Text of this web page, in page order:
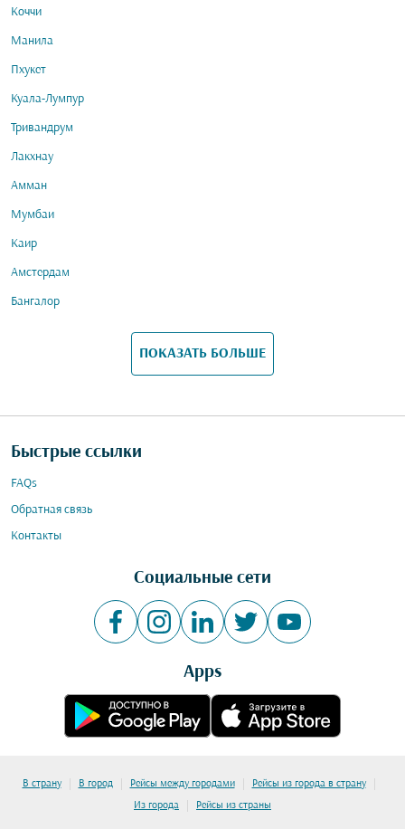
Коччи
Манила
Пхукет
Куала-Лумпур
Тривандрум
Лакхнау
Амман
Мумбаи
Каир
Амстердам
Бангалор
ПОКАЗАТЬ БОЛЬШЕ
Быстрые ссылки
FAQs
Обратная связь
Контакты
Социальные сети
Apps
В страну | В город | Рейсы между городами | Рейсы из города в страну |
Из города | Рейсы из страны